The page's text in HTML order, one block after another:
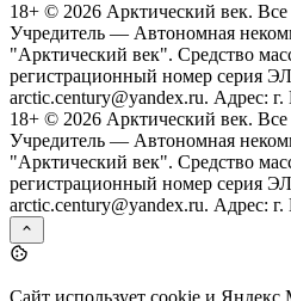
18+ © 2026 Арктический век.
Учредитель — Автономная
"Арктический век". Средство
регистрационный номер серия
arctic.century@yandex.ru. Адрес:
18+ © 2026 Арктический век.
Учредитель — Автономная
"Арктический век". Средство
регистрационный номер серия
arctic.century@yandex.ru. Адрес:
Сайт использует cookie и